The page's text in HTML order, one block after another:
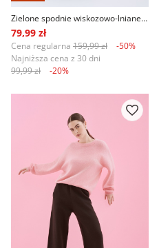
Zielone spodnie wiskozowo-lniane typu culotte
79,99 zł
Cena regularna 159,99 zł
-50%
Najniższa cena z 30 dni
99,99 zł
-20%